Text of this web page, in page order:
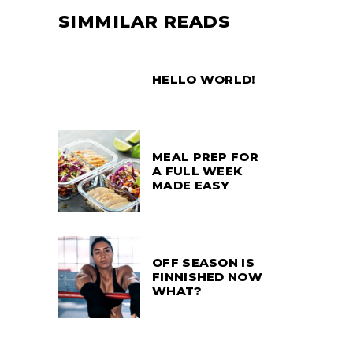
SIMMILAR READS
HELLO WORLD!
MEAL PREP FOR
A FULL WEEK
MADE EASY
OFF SEASON IS
FINNISHED NOW
WHAT?